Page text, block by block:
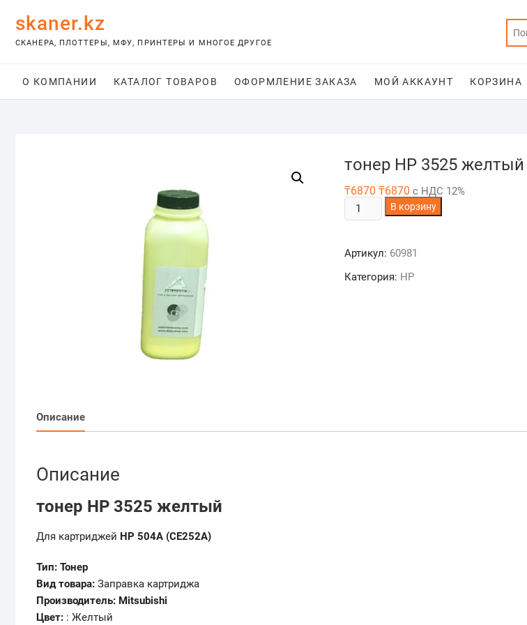
content
skaner.kz
СКАНЕРА, ПЛОТТЕРЫ, МФУ, ПРИНТЕРЫ И МНОГОЕ ДРУГОЕ
О КОМПАНИИ КАТАЛОГ ТОВАРОВ ОФОРМЛЕНИЕ ЗАКАЗА МОЙ АККАУНТ КОРЗИНА
тонер HP 3525 желтый
₸6870 ₸6870 с НДС 12%
Количество
товара
HP
3525
В корзину
Артикул: 60981
Категория: HP
Описание
Описание
тонер HP 3525 желтый
Для картриджей HP 504A (CE252A)
Тип: Тонер
Вид товара: Заправка картриджа
Производитель: Mitsubishi
Цвет: : Желтый